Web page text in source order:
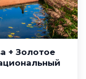
+ Золотое